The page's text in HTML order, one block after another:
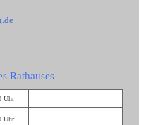
Rathauses
Uhr
Uhr